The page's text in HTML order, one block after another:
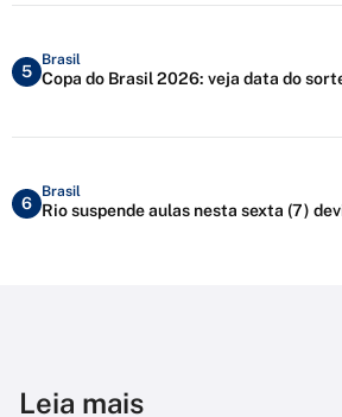
5
Brasil
Copa do Brasil 2026: veja data do
6
Brasil
Rio suspende aulas nesta sexta (7)
Leia mais